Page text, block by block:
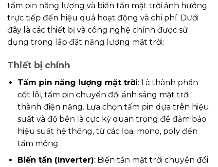
tấm pin năng lượng và biến tần mặt trời ảnh hưởng
trực tiếp đến hiệu quả hoạt động và chi phí. Dưới
đây là các thiết bị và công nghệ chính được sử
dụng trong lắp đặt năng lượng mặt trời:
Thiết bị chính
Tấm pin năng lượng mặt trời: Là thành phần
cốt lõi, tấm pin chuyển đổi ánh sáng mặt trời
thành điện năng. Lựa chọn tấm pin dựa trên hiệu
suất và độ bền là cực kỳ quan trọng để đảm bảo
hiệu suất hệ thống, từ các loại mono, poly đến
tấm mỏng.
Biến tần (Inverter): Biến tần mặt trời chuyển đổi